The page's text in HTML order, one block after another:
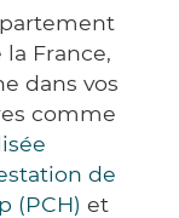
France,
dans vos
comme
de
(PCH) et